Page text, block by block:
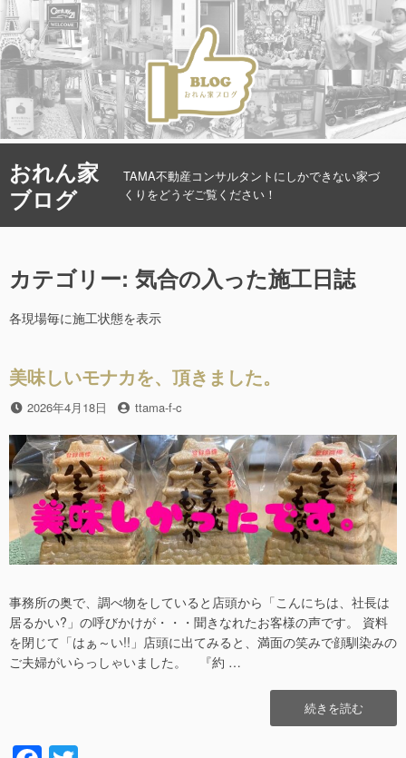
ン
テ
ツ
ス
キ
ッ
おれん家
ブログ
TAMA不動産コンサルタントにしかできない家づ
くりをどうぞご覧ください！
カテゴリー: 気合の入った施工日誌
各現場毎に施工状態を表示
美味しいモナカを、頂きました。
投
日
2026年4月18日
投
者
ttama-f-c
事務所の奥で、調べ物をしていると店頭から「こんにちは、社長は
居るかい?」の呼びかけが・・・聞きなれたお客様の声です。 資料
を閉じて「はぁ～い!!」店頭に出てみると、満面の笑みで顔馴染みの
ご夫婦がいらっしゃいました。 『約 …
“美
味
続きを読む